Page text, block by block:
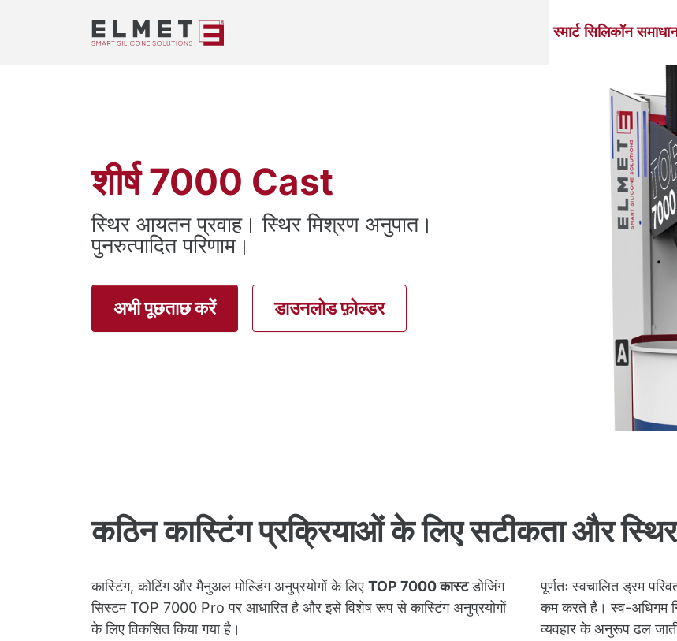
स्मार्ट सिलिकॉन
शीर्ष 7000 Cast
स्थिर आयतन प्रवाह। स्थिर मिश्रण अनुपात।
पुनरुत्पादित परिणाम।
अभी पूछताछ करें डाउनलोड फ़ोल्डर
कठिन कास्टिंग प्रक्रियाओं के लिए सटीकता और
कास्टिंग, कोटिंग और मैनुअल मोल्डिंग अनुप्रयोगों के लिए TOP 7000 कास्टडोजिंग
सिस्टम TOP 7000 Pro पर आधारित है और इसे विशेष रूप से कास्टिंग अनुप्रयोगों
के लिए विकसित किया गया है।
पूर्णतः स्वचालित ड्रम
कम करते हैं। स्व-अधिगम
व्यवहार के अनुरूप ढल